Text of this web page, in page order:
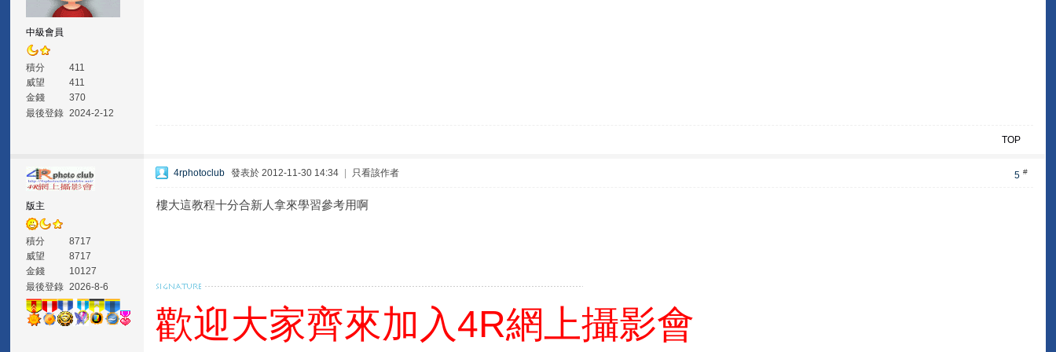
中級會員
積分
411
威望
411
金錢
370
最後登錄 2024-2-12
TOP
版主
積分
8717
威望
8717
金錢
10127
最後登錄 2026-8-6
5 #
4rphotoclub 發表於 2012-11-30 14:34 只看該作者
樓大這教程十分合新人拿來學習參考用啊
歡迎大家齊來加入4R網上攝影會